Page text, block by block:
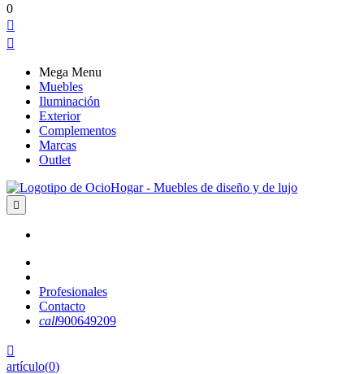
0


Mega Menu
Muebles
Iluminación
Exterior
Complementos
Marcas
Outlet

Profesionales
Contacto
call900649209

artículo(0)